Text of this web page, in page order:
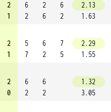
2
1
6
2
2
6
6
2
2.13
1.63
2
1
5
7
6
2
7
5
2.29
1.55
2
0
6
2
6
2
1.32
3.05